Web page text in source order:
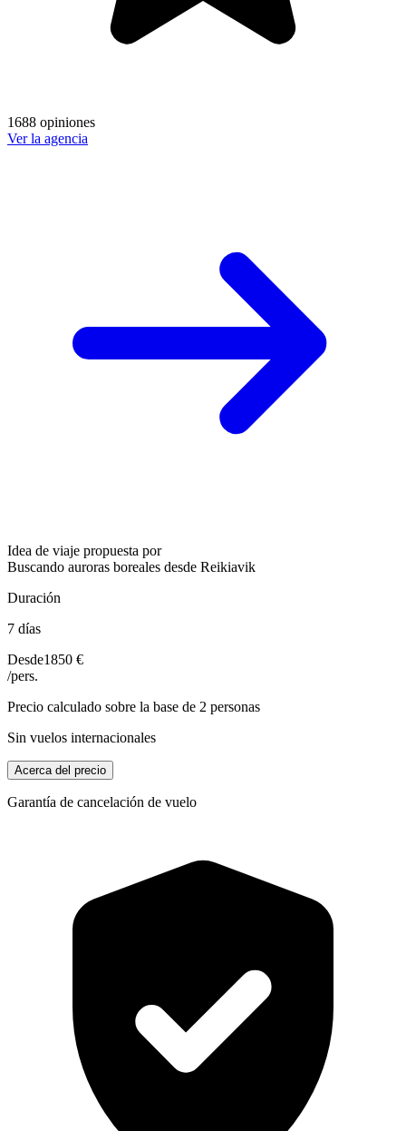
1688 opiniones
Ver la agencia
Idea de viaje propuesta por
Buscando auroras boreales desde Reikiavik
Duración
7 días
Desde1850 €
/pers.
Precio calculado sobre la base de 2 personas
Sin vuelos internacionales
Acerca del precio
Garantía de cancelación de vuelo